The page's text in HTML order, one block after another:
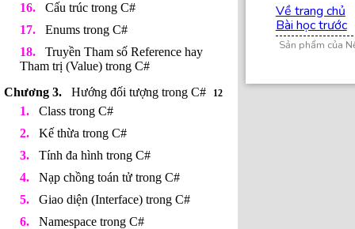
Cấu trúc trong C#
Enums trong C#
Truyền Tham số Reference hay
Tham trị (Value) trong C#
Hướng đối tượng trong C#
12
Class trong C#
Kế thừa trong C#
Tính đa hình trong C#
Nạp chồng toán tử trong C#
Giao diện (Interface) trong C#
Namespace trong C#
Về trang chủ
Bài học trước
Sản phẩm của